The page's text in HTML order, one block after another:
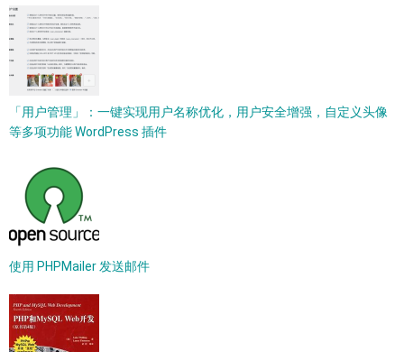
「用户管理」：一键实现用户名称优化，用户安全增强，自定义头像
等多项功能 WordPress 插件
使用 PHPMailer 发送邮件